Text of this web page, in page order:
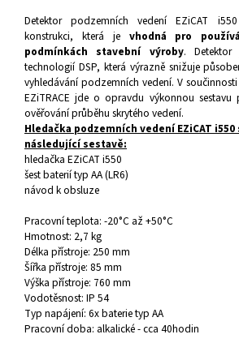
Detektor podzemních vedení EZiCAT i550
konstrukci, která je vhodná pro
podmínkách stavební výroby. Detektor
technologií DSP, která výrazně snižuje
vyhledávání podzemních vedení. V
EZiTRACE jde o opravdu výkonnou sestavu
ověřování průběhu skrytého vedení.
Hledačka podzemních vedení EZiCAT i550
následující sestavě:
hledačka EZiCAT i550
šest baterií typ AA (LR6)
návod k obsluze
Pracovní teplota: -20°C až +50°C
Hmotnost: 2,7 kg
Délka přístroje: 250 mm
Šířka přístroje: 85 mm
Výška přístroje: 760 mm
Vodotěsnost: IP 54
Typ napájení: 6x baterie typ AA
Pracovní doba: alkalické - cca 40hodin